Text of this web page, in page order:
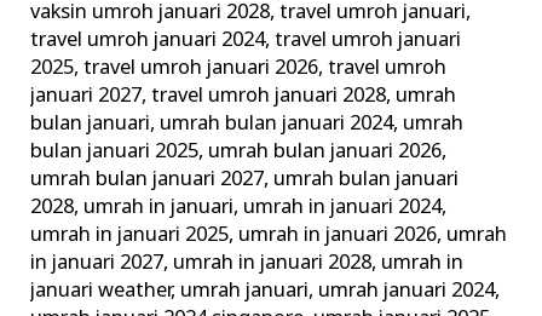
vaksin umroh januari 2028,travel umroh januari,
travel umroh januari 2024,travel umroh januari
2025,travel umroh januari 2026,travel umroh
januari 2027,travel umroh januari 2028, umrah
bulan januari, umrah bulan januari 2024, umrah
bulan januari 2025, umrah bulan januari 2026,
umrah bulan januari 2027, umrah bulan januari
2028, umrah in januari, umrah in januari 2024,
umrah in januari 2025, umrah in januari 2026, umrah
in januari 2027, umrah in januari 2028, umrah in
januari weather, umrah januari, umrah januari 2024,